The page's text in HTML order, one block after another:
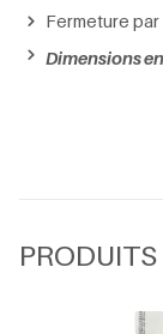
Fermeture
Dimensions